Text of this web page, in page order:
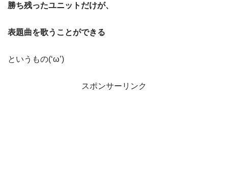
勝ち残ったユニットだけが、
表題曲を歌うことができる
というもの(‘ω’)
スポンサーリンク